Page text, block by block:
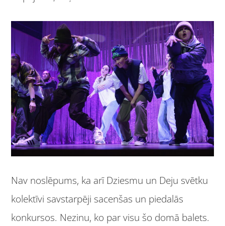
Nav noslēpums, ka arī Dziesmu un Deju svētku
kolektīvi savstarpēji sacenšas un piedalās
konkursos. Nezinu, ko par visu šo domā balets.